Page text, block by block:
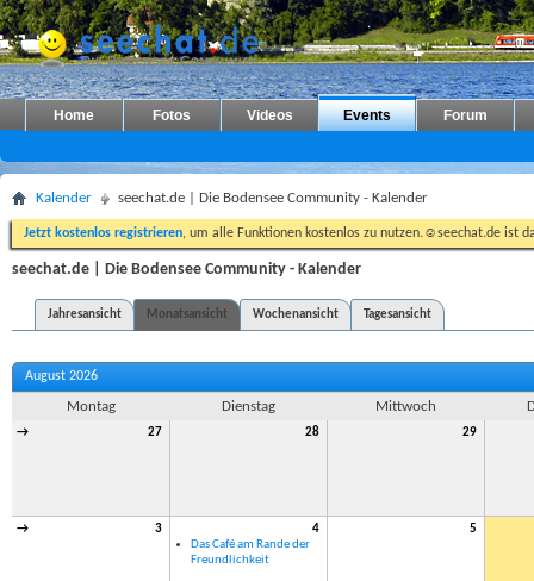
Home Fotos Videos Events Forum
Kalender seechat.de | Die Bodensee Community - Kalender
Jetzt kostenlos registrieren, um alle Funktionen kostenlos zu nutzen.☺seechat.de ist
seechat.de | Die Bodensee Community - Kalender
Jahresansicht Monatsansicht Wochenansicht Tagesansicht
August 2026
Montag Dienstag Mittwoch
→ 27 28 29
→ 3
4
Das Café am Rande der
Freundlichkeit
5